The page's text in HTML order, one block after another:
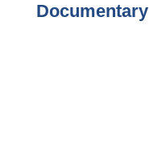
Documentary